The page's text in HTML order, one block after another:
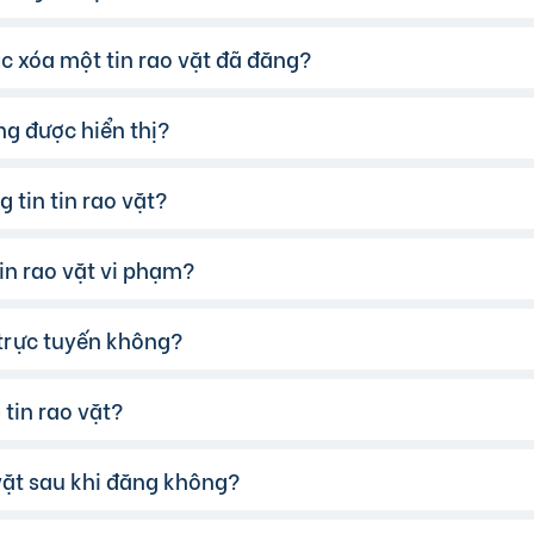
chúng tôi khuyến khích bạn:
người mua.
và có người làm chứng.
hàng.
xóa một tin rao vặt đã đăng?
tin" và chọn tin muốn xóa.
được hiển thị?
phạm quy định của website. Bạn có thể tham khảo
tin tin rao vặt?
của mình, vào mục "Quản lý tin đăng" và chọn tin
rao vặt vi phạm?
tin rao vặt nào vi phạm quy định, hãy nhấp vào biểu
tuyến không?
toán trực tuyến qua các cổng thanh toán mobile
tin rao vặt?
thể:
sau khi đăng không?